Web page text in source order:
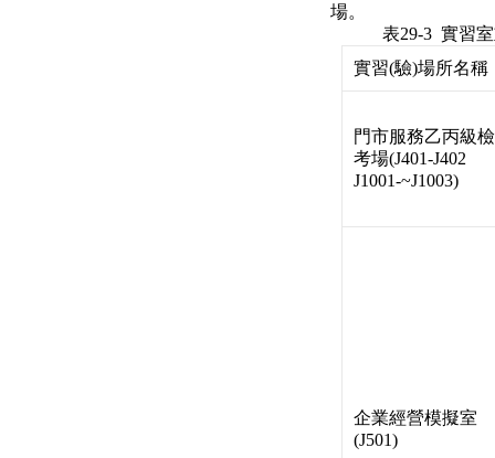
場。
表29-3 實習
實習(驗)場所名稱
門市服務乙丙級
考場(J401-J402
J1001-~J1003)
企業經營模擬室
(J501)